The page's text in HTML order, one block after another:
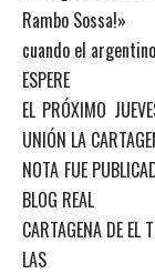
Rambo Sossa!»
cuando el
ESPERE
EL PRÓXIMO
UNIÓN LA
NOTA FUE
BLOG REAL
CARTAGENA DE EL
LAS